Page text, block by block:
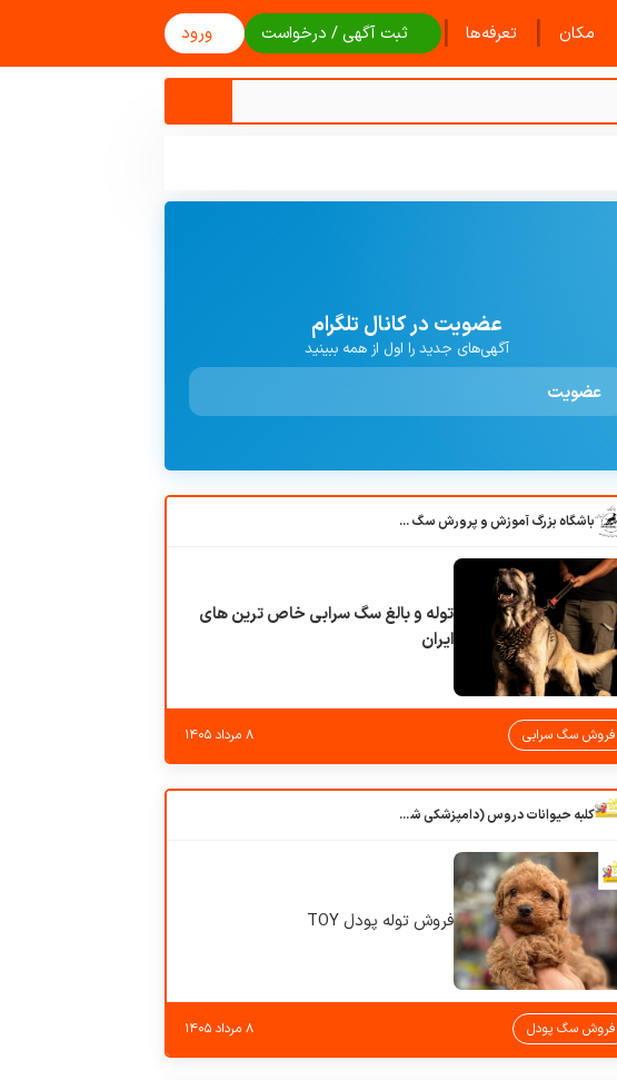
مکان | تعرفه‌ها | ثبت آگهی / درخواست ورود
عضویت در کانال تلگرام
آگهی‌های جدید را اول از همه ببینید
عضویت
باشگاه بزرگ آموزش و پرورش سگ کوهرج کنل
توله و بالغ سگ سرابی خاص ترین های
ایران
فروش سگ سرابی ۸ مرداد ۱۴۰۵
کلبه حیوانات دروس (دامپزشکی شهرزاد)
فروش توله پودل TOY
فروش سگ پودل ۸ مرداد ۱۴۰۵